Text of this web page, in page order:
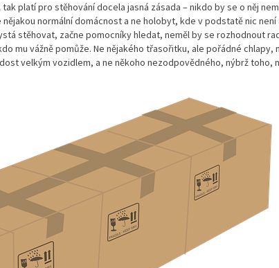
platí pro stěhování docela jasná zásada – nikdo by se o něj
normální domácnost a ne holobyt, kde v podstatě nic není
stěhovat, začne pomocníky hledat, neměl by se rozhodnout
mu vážně pomůže. Ne nějakého třasořitku, ale pořádné chlapy,
velkým vozidlem, a ne někoho nezodpovědného, nýbrž toho,